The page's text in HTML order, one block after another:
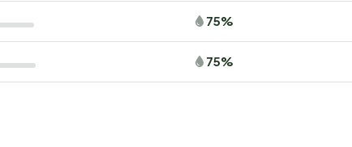
75%
75%